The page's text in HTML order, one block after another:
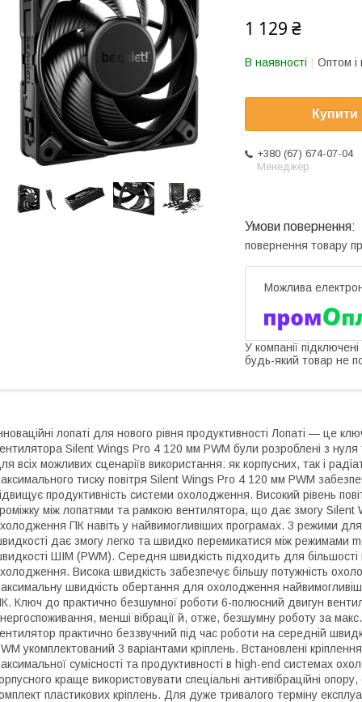
1 129 ₴
В наявності Оптом і
Купити
+380 (67) 674-07-04
Менеджер
повернення товару
У компанії
будь-який товар не
лопаті для нового рівня продуктивності Лопаті — це
Silent Wings Pro 4 120 мм PWM були розроблені з
всіх можливих сценаріїв використання: як корпусних, так і
тиску повітря Silent Wings Pro 4 120 мм PWM
продуктивність системи охолодження. Високий рівень
між лопатями та рамкою вентилятора, що дає змогу
ПК навіть у найвимогливіших програмах. 3 режими
дає змогу легко та швидко перемикатися між режимами
ШІМ (PWM). Середня швидкість підходить для більшості
Висока швидкість забезпечує більшу потужність
швидкість обертання для охолодження
Ключ до практично безшумної роботи 6-полюсний двигун
менші вібрації й, отже, безшумну роботу за
практично беззвучний під час роботи на середній
укомплектований 3 варіантами кріплень. Встановлені
сумісності та продуктивності в high-end системах
краще використовувати спеціальні антивібраційні опору,
пластикових кріплень. Для дуже тривалого терміну